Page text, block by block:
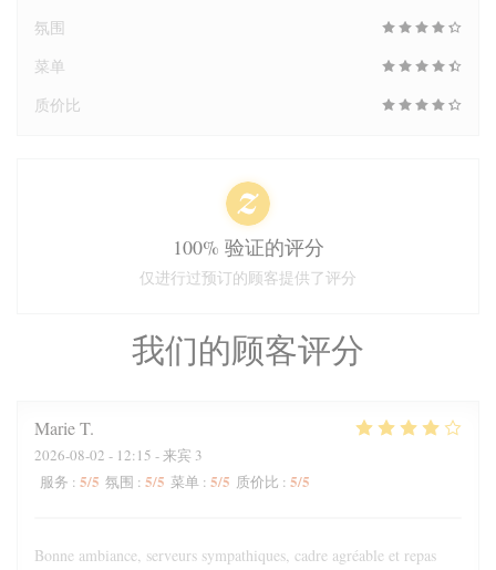
我们的顾客评分
MarieT
2026-08-02 - 12:15 - 来宾 3
服务 : 5/5 氛围 : 5/5 菜单 : 5/5 质价比 : 5/5
Bonne ambiance, serveurs sympathiques, cadre agréable et repas
氛围
菜单
质价比
100% 验证的评分
仅进行过预订的顾客提供了评分